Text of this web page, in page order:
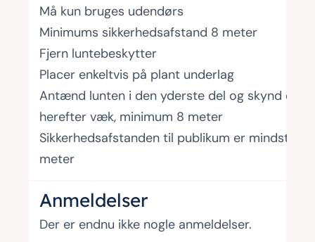
Må kun bruges udendørs
Minimums sikkerhedsafstand 8 meter
Fjern luntebeskytter
Placer enkeltvis på plant underlag
Antænd lunten i den yderste del og skynd dig
herefter væk, minimum 8 meter
Sikkerhedsafstanden til publikum er mindst 8
meter
Anmeldelser
Der er endnu ikke nogle anmeldelser.